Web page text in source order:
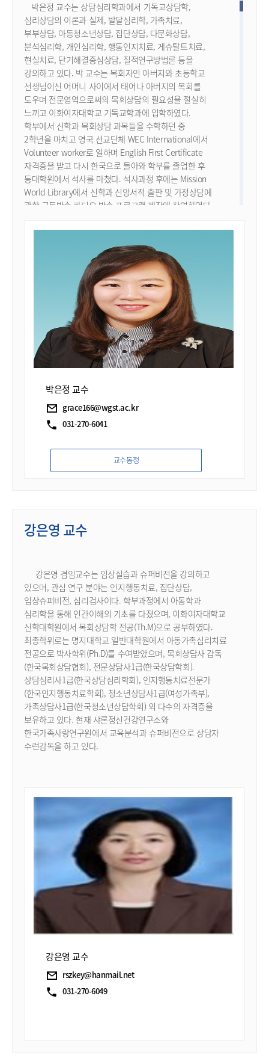
박은정 교수는 상담심리학과에서 기독교상담학,
심리상담의 이론과 실제, 발달심리학, 가족치료,
부부상담, 아동청소년상담, 집단상담, 다문화상담,
분석심리학, 개인심리학, 행동인지치료, 게슈탈트치료,
현실치료, 단기해결중심상담, 질적연구방법론 등을
강의하고 있다. 박 교수는 목회자인 아버지와 초등학교
선생님이신 어머니 사이에서 태어나 아버지의 목회를
도우며 전문영역으로써의 목회상담의 필요성을 절실히
느끼고 이화여자대학교 기독교학과에 입학하였다.
학부에서 신학과 목회상담 과목들을 수학하던 중
2학년을 마치고 영국 선교단체 WEC International에서
Volunteer worker로 일하며 English First Certificate
자격증을 받고 다시 한국으로 돌아와 학부를 졸업한 후
동대학원에서 석사를 마쳤다. 석사과정 후에는 Mission
World Library에서 신학과 신앙서적 출판 및 가정상담에
관한 극동방송 라디오 방송 프로그램 제작에 참여하였다.
입사하여 인터뷰와 상담관련 프로그램을 취재하고
기사를 작성하였고 결혼 후 상담을 더 전문적으로
연구하기 위하여 이화여자대학교 기독교학과 목회상담
전공 박사과정에 입학하였다. 임상훈련으로는
연세상담코칭지원센터에서 놀이치료 인턴, 레지던트,
상담전문가 과정을 통하여 아동 청소년상담, 놀이치료,
개인면접상담, 집단상담, 가족치료에 관한 임상훈련을
철저히 받았다. 박사 과정 중에는 서대문구청,
송파복지관, 건강가정지원쎈터, 교육청과 함께 상담
프로그램 프로젝트들을 진행하였다. 이후에는
온누리교회 상담실 팀장으로써 상담실 운영과 교육,
하였고 MBC ‘생방송 오늘아침’ 등의 TV 프로그램에
출연하였다. 박 교수는 2013년부터 웨스트민스터
신학대학원 대학교에 부임하여 석박사 학생들의 상담
이론과 임상교육, 평생교육원의 놀이심리상담사와
미술명화지도사, 임상심리사등의 자격증 교육과정
개발을 통하여 재학생과 졸업생들의 상담 이론과 임상,
자양고등학교, 성산초등학교, 은혜샘물학교
전문상담사로 재직 중이다. 덧붙여 용인시와 파주시
석박사 과정 또는 상담심리교육, 놀이치료교육학과에
입학하여 졸업할 때까지 매주 월요일 또는 토요일
수업시간에 선택하여 집중할 수 있기에 사역자와
직장인도 석박사 과정에 함께 할 수 있다. 현재 박 교수의
활동분야로는 한국놀이심리상담사협회 감독
수퍼바이저, 대학 평생교육원 협의회 놀이심리상담사
자격증 출제위원, 한국기독교상담심리학회 임상
부위원장, 경기도 학생상담자원봉사자 교육위원,
부모교육, 교사교육, 상담사교육 강의와 상담 분야이다.
저서로는 [정신분석 지향의 놀이치료와 모래치료]
2021. 한국임상정신분석연구소ICP
자격증으로는 한국정신분석심리상담학회,
전문심리상담사 1급, 놀이심리상담사 1급
박은정 교수
grace166@wgst.ac.kr
031-270-6041
교수동정
강은영 교수
강은영 겸임교수는 임상실습과 슈퍼비전을 강의하고
있으며, 관심 연구 분야는 인지행동치료, 집단상담,
임상슈퍼비전, 심리검사이다. 학부과정에서 아동학과
심리학을 통해 인간이해의 기초를 다졌으며, 이화여자대학교
신학대학원에서 목회상담학 전공(Th.M)으로 공부하였다.
최종학위로는 명지대학교 일반대학원에서 아동가족심리치료
전공으로 박사학위(Ph.D)를 수여받았으며, 목회상담사 감독
(한국목회상담협회), 전문상담사1급(한국상담학회).
상담심리사1급(한국상담심리학회), 인지행동치료전문가
(한국인지행동치료학회), 청소년상담사1급(여성가족부),
가족상담사1급(한국청소년상담학회) 외 다수의 자격증을
보유하고 있다. 현재 샤론정신건강연구소와
한국가족사랑연구원에서 교육분석과 슈퍼비전으로 상담자
수련감독을 하고 있다.
강은영 교수
rszkey@hanmail.net
031-270-6049